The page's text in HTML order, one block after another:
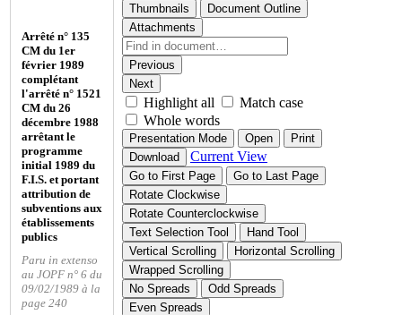
Arrêté n° 135
CM du 1er
février 1989
complétant
l'arrêté n° 1521
CM du 26
décembre 1988
arrêtant le
programme
initial 1989 du
F.I.S. et portant
attribution de
subventions aux
établissements
publics
Paru in extenso
au JOPF n° 6 du
09/02/1989 à la
page 240
Thumbnails
Document Outline
Attachments
Previous
Next
Highlight all
Match case
Whole words
Presentation Mode Open
Print
Download
Current View
Go to First Page
Go to Last Page
Rotate Clockwise
Rotate Counterclockwise
Text Selection Tool
Hand Tool
Vertical Scrolling
Horizontal Scrolling
Wrapped Scrolling
No Spreads
Odd Spreads
Even Spreads